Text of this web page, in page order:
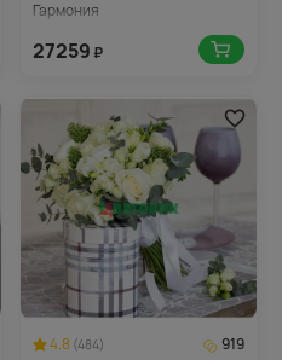
Гармония
27259 ₽
4.8 (484)
919